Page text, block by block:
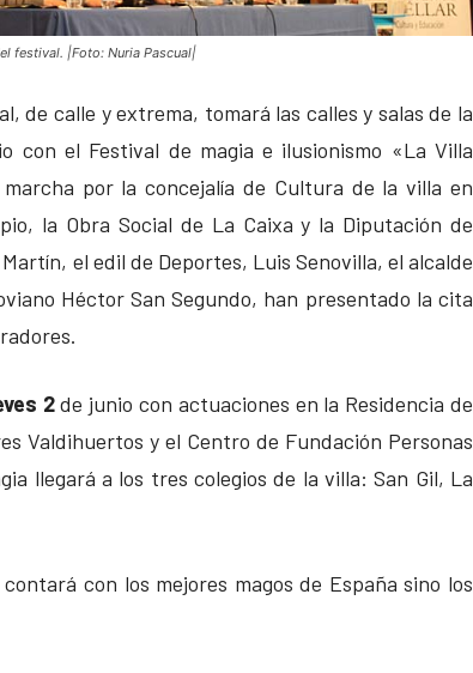
festival. |Foto: Nuria Pascual|
de calle y extrema, tomará las calles y salas de la
con el Festival de magia e ilusionismo «La Villa
por la concejalía de Cultura de la villa en
la Obra Social de La Caixa y la Diputación de
el edil de Deportes, Luis Senovilla, el alcalde
Héctor San Segundo, han presentado la cita
2de junio con actuaciones en la Residencia de
Valdihuertos y el Centro de Fundación Personas
llegará a los tres colegios de la villa: San Gil, La
con los mejores magos de España sino los